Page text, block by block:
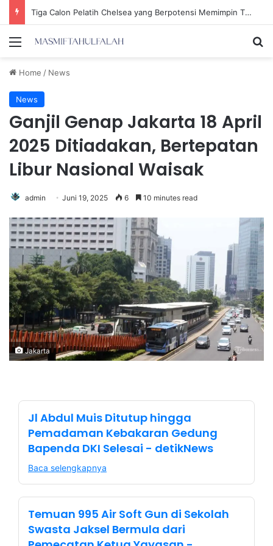
Ria Ricis Mengaku Operasi Hidung karena Sinusitis, Tompi: Belum Tentu Tidak Benar!
Menu
Home / News
News
Ganjil Genap Jakarta 18 April
2025 Ditiadakan, Bertepatan
Libur Nasional Waisak
admin Juni 19, 2025 6 10 minutes read
Jakarta
Jl Abdul Muis Ditutup hingga
Pemadaman Kebakaran Gedung
Bapenda DKI Selesai - detikNews
Baca selengkapnya
Temuan 995 Air Soft Gun di Sekolah
Swasta Jaksel Bermula dari